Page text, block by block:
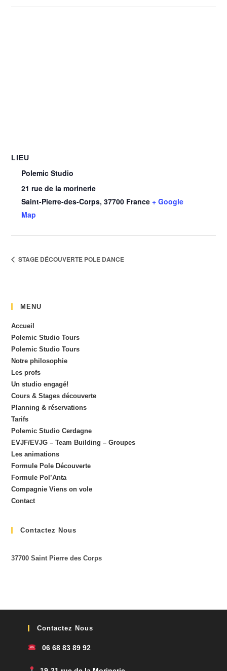
LIEU
Polemic Studio
21 rue de la morinerie
Saint-Pierre-des-Corps, 37700 France + Google
Map
STAGE DÉCOUVERTE POLE DANCE
MENU
Accueil
Polemic Studio Tours
Polemic Studio Tours
Notre philosophie
Les profs
Un studio engagé!
Cours & Stages découverte
Planning & réservations
Tarifs
Polemic Studio Cerdagne
EVJF/EVJG – Team Building – Groupes
Les animations
Formule Pole Découverte
Formule Pol’Anta
Compagnie Viens on vole
Contact
Contactez Nous
37700 Saint Pierre des Corps
Contactez Nous
06 68 83 89 92